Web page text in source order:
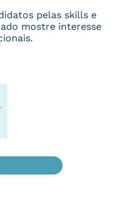
pelas skills e
mostre interesse